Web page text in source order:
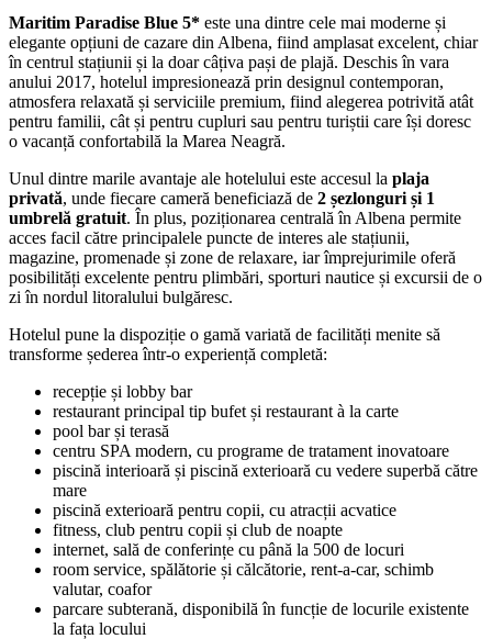
Maritim Paradise Blue 5* este una dintre cele mai moderne și
elegante opțiuni de cazare din Albena, fiind amplasat excelent, chiar
în centrul stațiunii și la doar câțiva pași de plajă. Deschis în vara
anului 2017, hotelul impresionează prin designul contemporan,
atmosfera relaxată și serviciile premium, fiind alegerea potrivită atât
pentru familii, cât și pentru cupluri sau pentru turiștii care își doresc
o vacanță confortabilă la Marea Neagră.
Unul dintre marile avantaje ale hotelului este accesul la plaja
privată, unde fiecare cameră beneficiază de 2 șezlonguri și 1
umbrelă gratuit. În plus, poziționarea centrală în Albena permite
acces facil către principalele puncte de interes ale stațiunii,
magazine, promenade și zone de relaxare, iar împrejurimile oferă
posibilități excelente pentru plimbări, sporturi nautice și excursii de o
zi în nordul litoralului bulgăresc.
Hotelul pune la dispoziție o gamă variată de facilități menite să
transforme șederea într-o experiență completă:
recepție și lobby bar
restaurant principal tip bufet și restaurant à la carte
pool bar și terasă
centru SPA modern, cu programe de tratament inovatoare
piscină interioară și piscină exterioară cu vedere superbă către
mare
piscină exterioară pentru copii, cu atracții acvatice
fitness, club pentru copii și club de noapte
internet, sală de conferințe cu până la 500 de locuri
room service, spălătorie și călcătorie, rent-a-car, schimb
valutar, coafor
parcare subterană, disponibilă în funcție de locurile existente
la fața locului